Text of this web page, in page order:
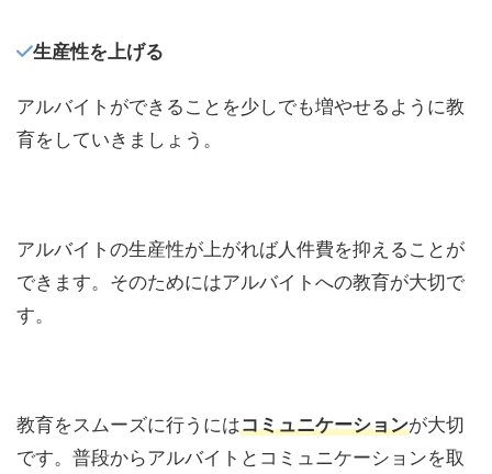
生産性を上げる
アルバイトができることを少しでも増やせるように教
育をしていきましょう。
アルバイトの生産性が上がれば人件費を抑えることが
できます。そのためにはアルバイトへの教育が大切で
す。
教育をスムーズに行うにはコミュニケーションが大切
です。普段からアルバイトとコミュニケーションを取